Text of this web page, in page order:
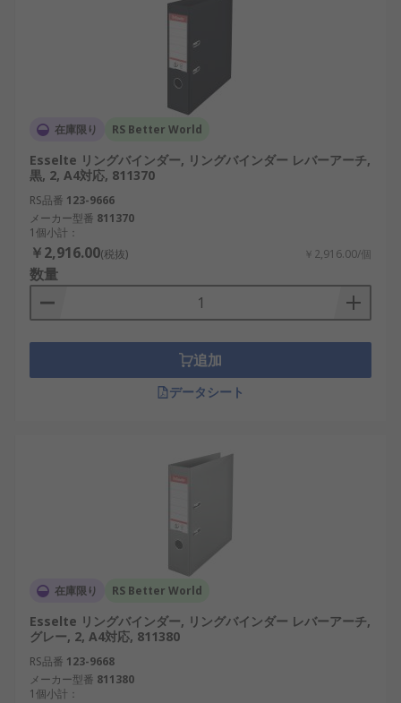
在庫限り RS Better World
Esselte リングバインダー, リングバインダー レバーアーチ,
黒, 2, A4対応, 811370
RS品番 123-9666
メーカー型番 811370
1個小計：
￥2,916.00(税抜) ￥2,916.00/個
数量
追加
データシート
在庫限り RS Better World
Esselte リングバインダー, リングバインダー レバーアーチ,
グレー, 2, A4対応, 811380
RS品番 123-9668
メーカー型番 811380
1個小計：